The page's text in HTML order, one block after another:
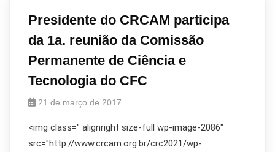
Presidente do CRCAM participa
da 1a. reunião da Comissão
Permanente de Ciência e
Tecnologia do CFC
21 de março de 2017
<img class=" alignright size-full wp-image-2086"
src="http://www.crcam.org.br/crc2021/wp-